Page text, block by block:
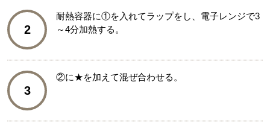
2
耐熱容器に①を入れてラップをし、電子レンジで3
～4分加熱する。
3
②に★を加えて混ぜ合わせる。